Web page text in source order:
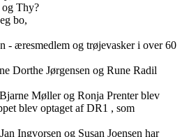
Thy?
bo,
- æresmedlem og trøjevasker i over 60
Dorthe Jørgensen og Rune Radil
Møller og Ronja Prenter blev
blev optaget af DR1 , som
Ingvorsen og Susan Joensen har